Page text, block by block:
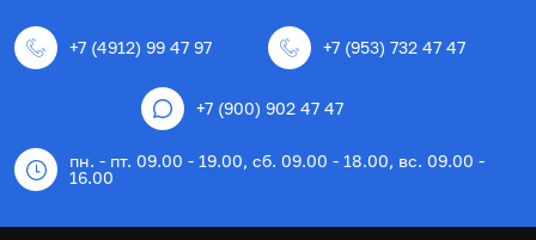
+7 (4912) 99 47 97 +7 (953) 732 47 47
+7 (900) 902 47 47
пн. - пт. 09.00 - 19.00, сб. 09.00 - 18.00, вс. 09.00 -
16.00